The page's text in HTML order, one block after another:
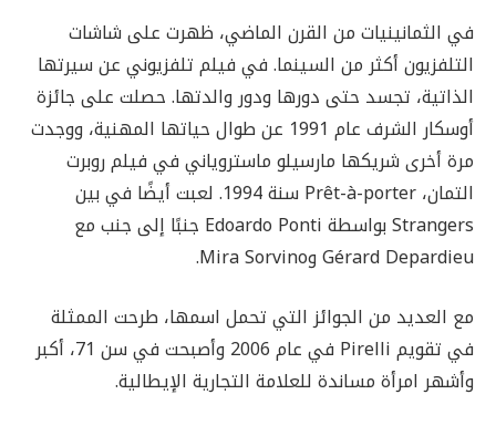
في الثمانينيات من القرن الماضي، ظهرت على شاشات
التلفزيون أكثر من السينما. في فيلم تلفزيوني عن سيرتها
الذاتية، تجسد حتى دورها ودور والدتها. حصلت على جائزة
أوسكار الشرف عام 1991 عن طوال حياتها المهنية، ووجدت
مرة أخرى شريكها مارسيلو ماستروياني في فيلم روبرت
التمان، Prêt-à-porter سنة 1994. لعبت أيضًا في بين
Strangers بواسطة Edoardo Ponti جنبًا إلى جنب مع
Gérard Depardieu وMira Sorvino.
مع العديد من الجوائز التي تحمل اسمها، طرحت الممثلة
في تقويم Pirelli في عام 2006 وأصبحت في سن 71، أكبر
وأشهر امرأة مساندة للعلامة التجارية الإيطالية.